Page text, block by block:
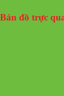
Bản đồ trực